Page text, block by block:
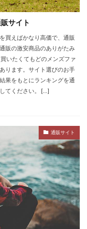
サイト
買えばかなり高価で、通販
販の激安商品のありがたみ
いたくてもどのメンズファ
ります。サイト選びのお手
果をもとにランキングを通
てください。 […]
通販サイト